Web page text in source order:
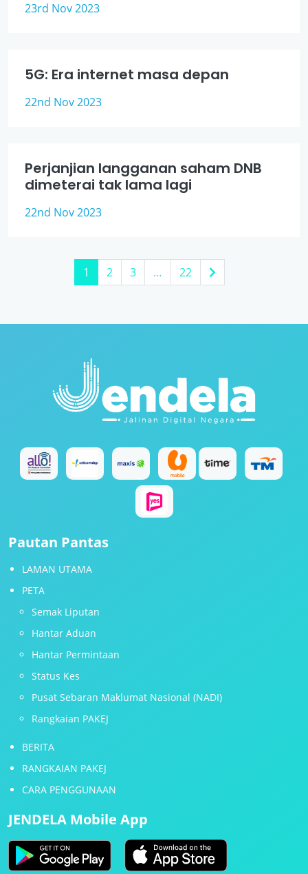
23rd Nov 2023
5G: Era internet masa depan
22nd Nov 2023
Perjanjian langganan saham DNB
dimeterai tak lama lagi
22nd Nov 2023
1 2 3 … 22
Pautan Pantas
LAMAN UTAMA
PETA
Semak Liputan
Hantar Aduan
Hantar Permintaan
Status Kes
Pusat Sebaran Maklumat Nasional (NADI)
Rangkaian PAKEJ
BERITA
RANGKAIAN PAKEJ
CARA PENGGUNAAN
JENDELA Mobile App